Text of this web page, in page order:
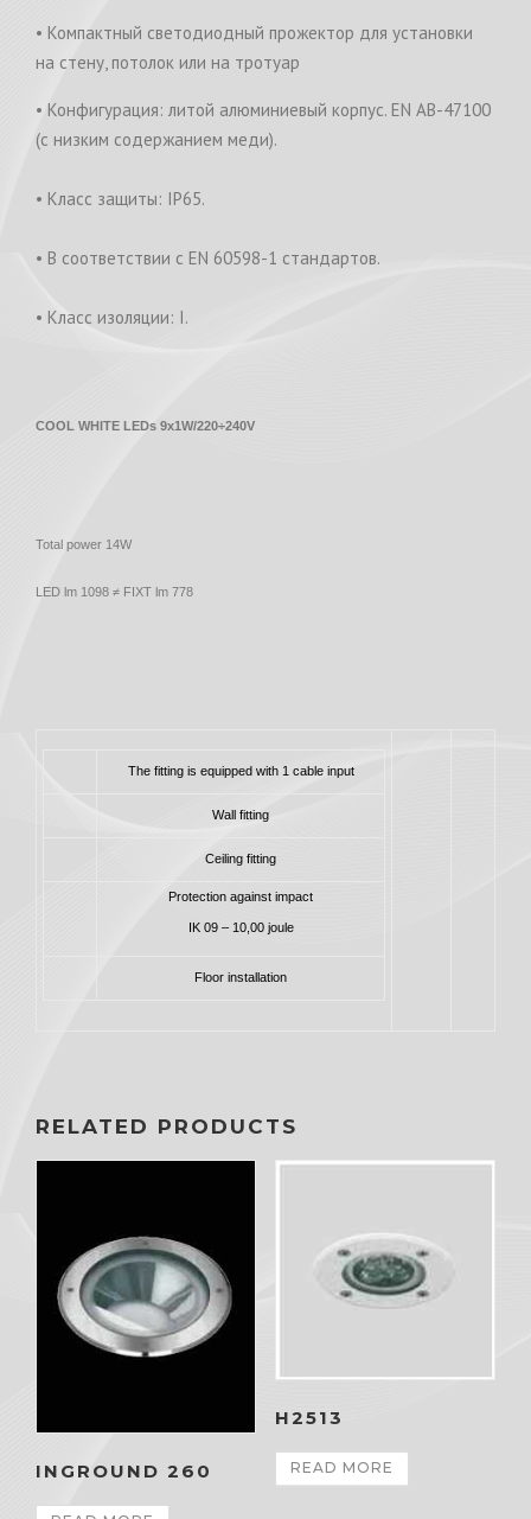
• Компактный светодиодный прожектор для установки
на стену, потолок или на тротуар
• Конфигурация: литой алюминиевый корпус. EN AB-47100
(с низким содержанием меди).
• Класс защиты: IP65.
• В соответствии с EN 60598-1 стандартов.
• Класс изоляции: I.
COOL WHITE LEDs 9x1W/220÷240V
Total power 14W
LED lm 1098 ≠ FIXT lm 778
The fitting is equipped with 1 cable input
Wall fitting
Ceiling fitting
Protection against impact
IK 09 – 10,00 joule
Floor installation
RELATED PRODUCTS
INGROUND 260
H2513
READ MORE